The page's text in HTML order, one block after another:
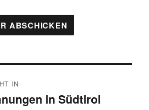
IN
in Südtirol